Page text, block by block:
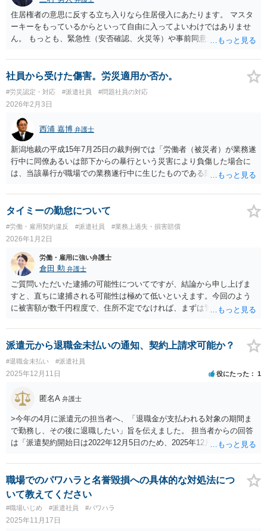
住居権者の意思に反する立ち入りなら住居侵入にあたります。 マスタ
ーキーをもっているからといって自由に入ってよいわけではありませ
ん。 もっとも、緊急性（安否確認、火災等）や事前同意が認められる
社員から受けた傷害。労災適用か否か。
#労災認定・対応 #派遣社員 #問題社員の対応
2026年2月3日
西浦 嘉博 弁護士
新潟地裁の平成15年7月25日の裁判例では「労働者（被災者）が業務遂
行中に同僚あるいは部下からの暴行という災害により負傷した場合に
は、当該暴行が職場での業務遂行中に生じたものである限り、当該暴
ものと評価できるのが通常であるから、当該暴行が、労働者（被災
者）との私的怨恨または労働者（被災者）による職務上の限度を超え
た挑発的行為若しくは侮辱的行為等によって生じたものであるなど、
もはや労働者（被災者）の業務とは関連しない事由によって発生した
ものであると認められる場合を除いては、当該暴行は業務に内在また
は随伴する危険が現実化したものであるとして、業務起因性を認める
のが相当である。」とし、 続けて「そして、その判断にあたっては、
暴行が発生した経緯、労働者（被災者）と加害者との間の私的怨恨の
有無、労働者（被災者）の職務の内容や性質（他人の反発や恨みを買
い易いものであるか否か。）、暴行の原因となった業務上の事実と暴
行との時間的、場所的関係などが考慮されるべきである。」と判示し
ています。 したがって、「私的怨恨に基づくもの、自招行為によるも
の」など明らかに業務と関係ない場合以外は、業務起因性が認められ
る可能性が一定程度認められます。 より詳細についてお知りになりた
い場合、最寄りの法律事務所で相談されることを検討ください。
タイミーの勤怠について
#労働・雇用契約違反 #派遣社員 #業務上過失・損害賠償
2026年1月2日
労働・雇用に強い弁護士
倉田 勲 弁護士
ご質問いただいた逮捕の可能性についてですが、結論から申し上げま
すと、直ちに逮捕される可能性は極めて低いといえます。今回のよう
に被害額が数千円程度で、住所不定でなければ、まずは警察から任意
般的です。 ただし、逮捕の可能性は低くとも犯罪行為ないし民事上返
還義務が生じる内容と思われますので、速やかにタイミーや当該企業
へ連絡し、事情を説明して報酬を返還する意思を伝えて返金すること
をお勧めします。
派遣元から退職金未払いの通知、契約上請求可能か？
#退職金未払い #派遣社員
2025年12月11日 役にたった 1
匿名A 弁護士
>今年の4月に派遣元の担当者へ、「退職金が支払われる対象の期間ま
で勤務し、その後に退職したい」旨を伝えました。 担当者からの回答
は「派遣契約開始日は2022年12月5日のため、2025年12月5日まで出勤
職日を2025年12月6日と設定。派遣先の会社にも退職の旨を連絡 とあ
りますので、一連の流れの証拠がメールなどで客観的証拠があるので
あれば、形式的にはともかく、実質的には動機の表示が認められて、
派遣元との雇用契約における退職合意について「錯誤取消」ができる
かもしれません。 一連の流れが派遣元の意図的なものであれば、派遣
元の欺罔行為によりご相談者が欺された、つまり「詐欺取消」も考え
職場でのパワハラと名誉毀損への具体的な対処法につ
いて教えてください
#職場いじめ #派遣社員 #パワハラ
2025年11月17日